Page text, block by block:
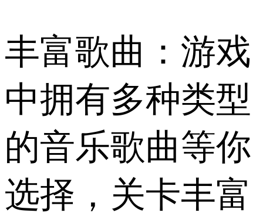
丰富歌曲：游戏
中拥有多种类型
的音乐歌曲等你
选择，关卡丰富